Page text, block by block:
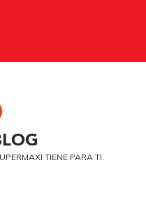
TIENE PARA TI.